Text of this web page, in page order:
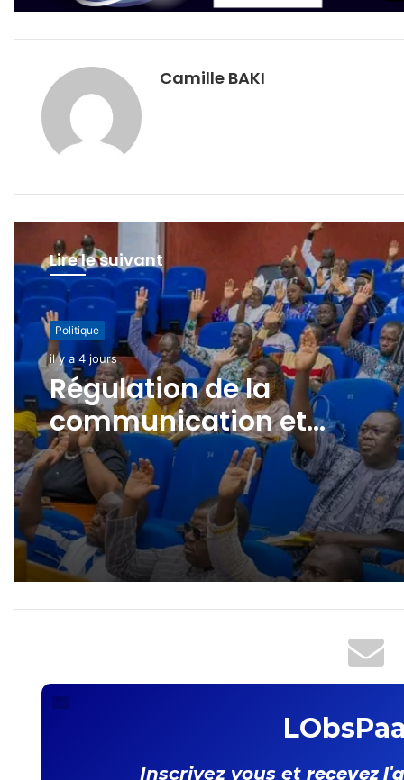
Camille BAKI
Lire le suivant
Politique
il y a 4 jours
Régulation de la
communication et
protection des données à
caractère personnel : les
députés adoptent la loi
organique
Inscrivez vous et recevez